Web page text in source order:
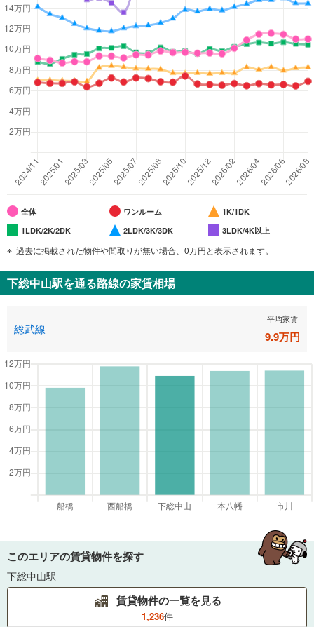
全体 ワンルーム
1K/1DK
1LDK/2K/2DK
2LDK/3K/3DK 3LDK/4K以上
過去に掲載された物件や間取りが無い場合、0万円と表示されます。
下総中山駅を通る路線の家賃相場
総武線
平均家賃
9.9万円
このエリアの賃貸物件を探す
下総中山駅
賃貸物件の一覧を見る
1,236件